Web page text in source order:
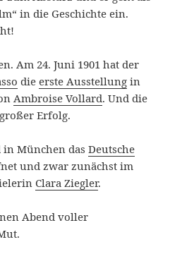
in die Geschichte ein.
Am 24. Juni 1901 hat der
die erste Ausstellung in
Ambroise Vollard. Und die
Erfolg.
in München dasDeutsche
und zwar zunächst im
Clara Ziegler.
Abend voller